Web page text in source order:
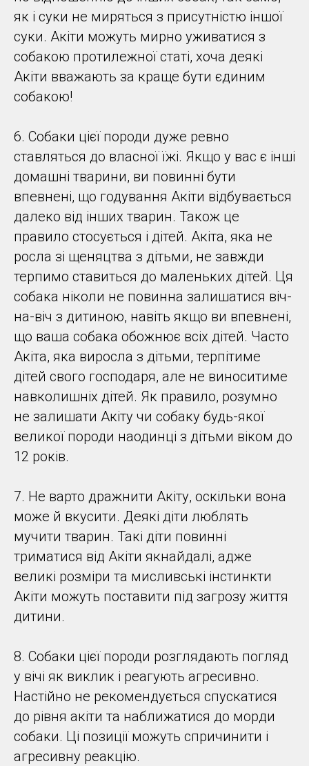
як і суки не миряться з присутністю іншої
суки. Акіти можуть мирно уживатися з
собакою протилежної статі, хоча деякі
Акіти вважають за краще бути єдиним
собакою!
6. Собаки цієї породи дуже ревно
ставляться до власної їжі. Якщо у вас є інші
домашні тварини, ви повинні бути
впевнені, що годування Акіти відбувається
далеко від інших тварин. Також це
правило стосується і дітей. Акіта, яка не
росла зі щеняцтва з дітьми, не завжди
терпимо ставиться до маленьких дітей. Ця
собака ніколи не повинна залишатися віч-
на-віч з дитиною, навіть якщо ви впевнені,
що ваша собака обожнює всіх дітей. Часто
Акіта, яка виросла з дітьми, терпітиме
дітей свого господаря, але не виноситиме
навколишніх дітей. Як правило, розумно
не залишати Акіту чи собаку будь-якої
великої породи наодинці з дітьми віком до
12 років.
7. Не варто дражнити Акіту, оскільки вона
може й вкусити. Деякі діти люблять
мучити тварин. Такі діти повинні
триматися від Акіти якнайдалі, адже
великі розміри та мисливські інстинкти
Акіти можуть поставити під загрозу життя
дитини.
8. Собаки цієї породи розглядають погляд
у вічі як виклик і реагують агресивно.
Настійно не рекомендується спускатися
до рівня акіти та наближатися до морди
собаки. Ці позиції можуть спричинити і
агресивну реакцію.